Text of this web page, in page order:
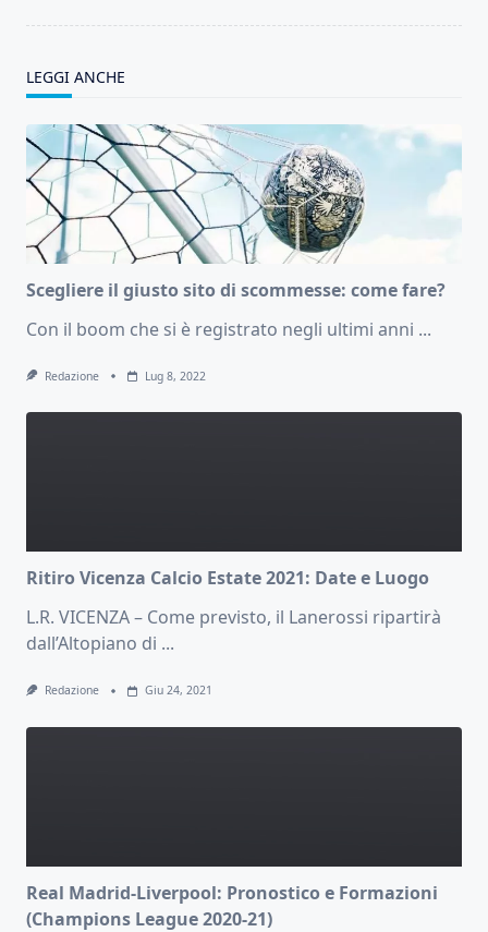
LEGGI ANCHE
Scegliere il giusto sito di scommesse: come fare?
Con il boom che si è registrato negli ultimi anni ...
Redazione Lug 8, 2022
Ritiro Vicenza Calcio Estate 2021: Date e Luogo
L.R. VICENZA – Come previsto, il Lanerossi ripartirà
dall’Altopiano di ...
Redazione Giu 24, 2021
Real Madrid-Liverpool: Pronostico e Formazioni
(Champions League 2020-21)